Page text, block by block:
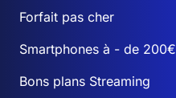
Forfait pas cher
Smartphones à - de 200€
Bons plans Streaming